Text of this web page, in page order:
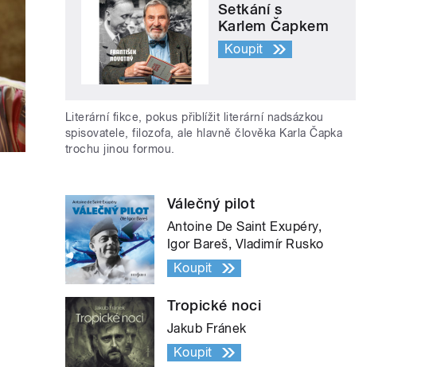
Setkání s
Karlem Čapkem
Koupit
Literární fikce, pokus přiblížit literární nadsázkou
spisovatele, filozofa, ale hlavně člověka Karla Čapka
trochu jinou formou.
Válečný pilot
Antoine De Saint Exupéry,
Igor Bareš, Vladimír Rusko
Koupit
Tropické noci
Jakub Fránek
Koupit